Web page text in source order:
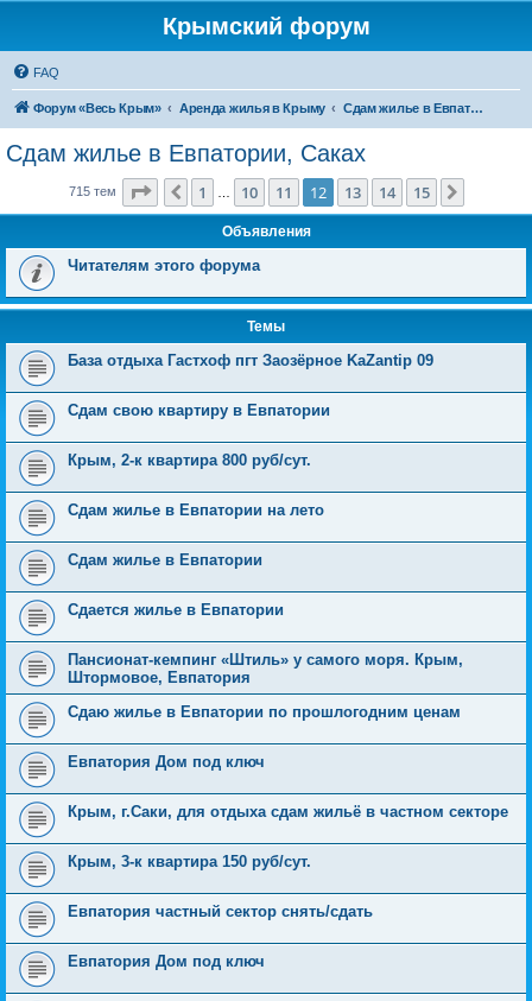
Крымский форум
FAQ
Форум «Весь Крым» Аренда жилья в Крыму Сдам жилье в Евпатории, Саках
Сдам жилье в Евпатории, Саках
715 тем Страница 12из 15
Пред.
1 10 11 12 13 14 15
Объявления
Читателям этого форума
Темы
База отдыха Гастхоф пгт Заозёрное KaZantip 09
Сдам свою квартиру в Евпатории
Крым, 2-к квартира 800 руб/сут.
Сдам жилье в Евпатории на лето
Сдам жилье в Евпатории
Сдается жилье в Евпатории
Пансионат-кемпинг «Штиль» у самого моря. Крым,
Штормовое, Евпатория
Сдаю жилье в Евпатории по прошлогодним ценам
Евпатория Дом под ключ
Крым, г.Саки, для отдыха сдам жильё в частном секторе
Крым, 3-к квартира 150 руб/сут.
Евпатория частный сектор снять/сдать
Евпатория Дом под ключ